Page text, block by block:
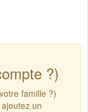
?)
famille ?)
un